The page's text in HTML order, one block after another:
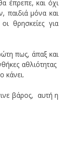
έπρεπε, και όχι
παιδιά μόνα και
θρησκείες για
πως, άπαξ και
αθλιότητας
κάνει.
βάρος, αυτή η